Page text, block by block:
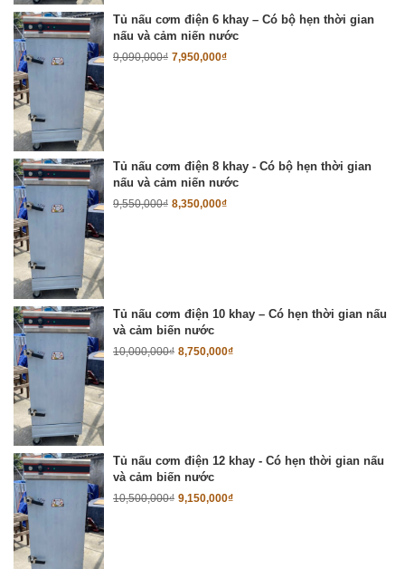
Tủ nấu cơm điện 6 khay – Có bộ hẹn thời gian
nấu và cảm niến nước
9,090,000₫ 7,950,000₫
Tủ nấu cơm điện 8 khay - Có bộ hẹn thời gian
nấu và cảm niến nước
9,550,000₫ 8,350,000₫
Tủ nấu cơm điện 10 khay – Có hẹn thời gian nấu
và cảm biến nước
10,000,000₫ 8,750,000₫
Tủ nấu cơm điện 12 khay - Có hẹn thời gian nấu
và cảm biến nước
10,500,000₫ 9,150,000₫